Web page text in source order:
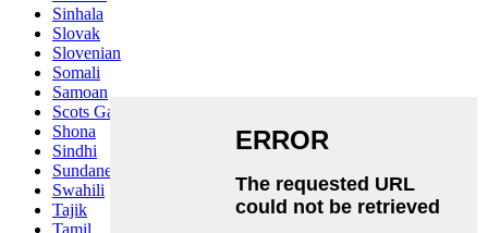
Sinhala
Slovak
Slovenian
Somali
Samoan
Scots Gaelic
Shona
Sindhi
Sundanese
Swahili
Tajik
Tamil